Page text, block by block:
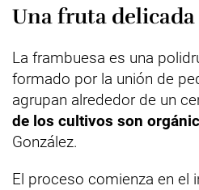
Una fruta delicada
La frambuesa es una
formado por la unión de
agrupan alrededor de un
de los cultivos son
González.
El proceso comienza en el